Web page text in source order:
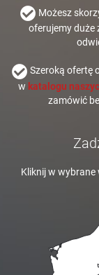
Możesz
oferujemy duże
Szeroką ofertę
w katalogu
zamówić
Kliknij w